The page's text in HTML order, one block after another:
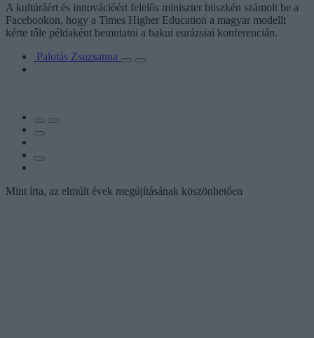
A kultúráért és innovációért felelős miniszter büszkén számolt be a
Facebookon, hogy a Times Higher Education a magyar modellt
kérte tőle példaként bemutatni a bakui eurázsiai konferencián.
Palotás Zsuzsanna
Mint írta, az elmúlt évek megújításának köszönhetően